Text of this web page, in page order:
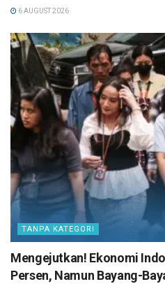
6 AUGUST 2026
TANPA KATEGORI
Mengejutkan! Ekonomi
Persen, Namun Bayang-